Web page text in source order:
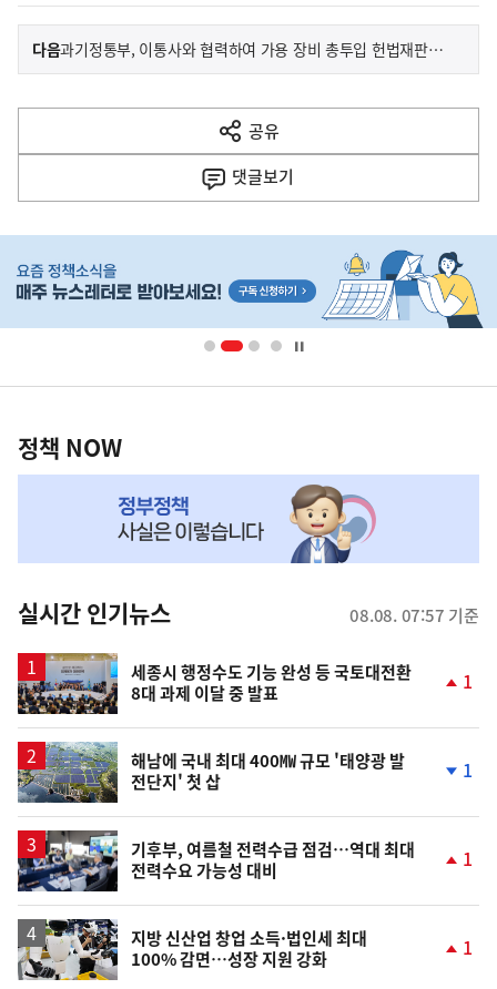
이
전
다
음
다음기
과기정통부, 이통사와 협력하여 가용 장비 총투입 헌법재판소 주변 통신 소통 지원
공유
열
기
댓글보기
단
영
책
NOW,
뉴
스
정책 NOW
실시간 인기뉴스 08.08. 07:57 기준
세종시 행정수도 기능 완성 등 국토대전환
8대 과제 이달 중 발표
상
1
해남에 국내 최대 400㎿ 규모 '태양광 발
전단지' 첫 삽
하
1
기후부, 여름철 전력수급 점검…역대 최대
전력수요 가능성 대비
상
1
지방 신산업 창업 소득·법인세 최대
100% 감면…성장 지원 강화
1